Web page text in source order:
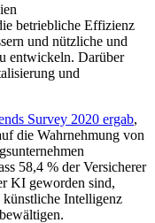
betriebliche Effizienz
und nützliche und
entwickeln. Darüber
und
Survey 2020 ergab,
die Wahrnehmung von
58,4 % der Versicherer
KI geworden sind,
künstliche Intelligenz